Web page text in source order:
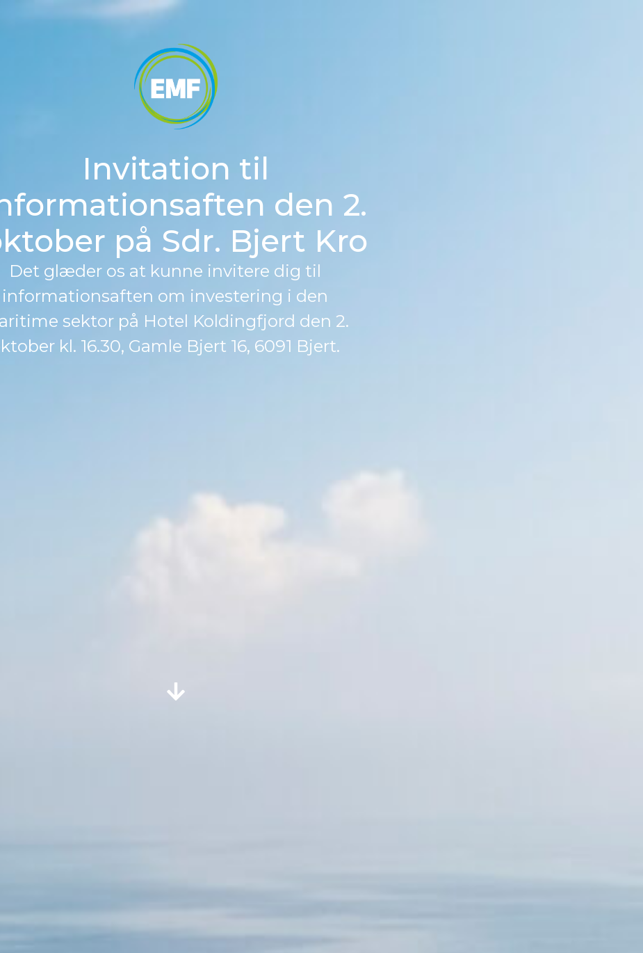
Invitation til
den 2.
på Sdr. Bjert Kro
Det glæder os at kunne invitere dig til
informationsaften om investering i den
sektor på Hotel Koldingfjord den 2.
kl. 16.30, Gamle Bjert 16, 6091 Bjert.